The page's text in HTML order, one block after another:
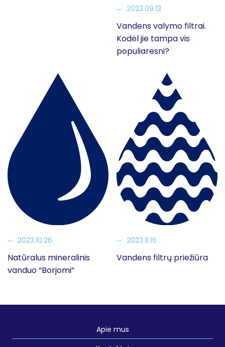
2023.09.13
Vandens valymo filtrai.
Kodėl jie tampa vis
populiaresni?
2023.10.26
Natūralus mineralinis
vanduo “Borjomi”
2023.11.16
Vandens filtrų priežiūra
Apie mus